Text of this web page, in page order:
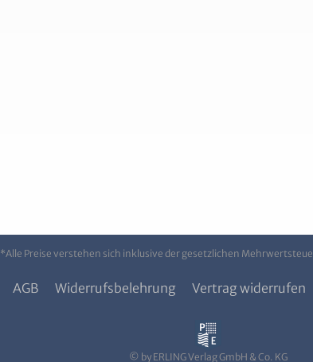
*Alle Preise verstehen sich inklusive der gesetzlichen
AGB Widerrufsbelehrung Vertrag widerrufen
© by ERLING Verlag GmbH & Co. KG